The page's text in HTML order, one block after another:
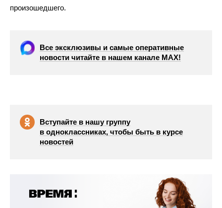
произошедшего.
Все эксклюзивы и самые оперативные
новости читайте в нашем канале МАХ!
Вступайте в нашу группу
в одноклассниках, чтобы быть в курсе
новостей